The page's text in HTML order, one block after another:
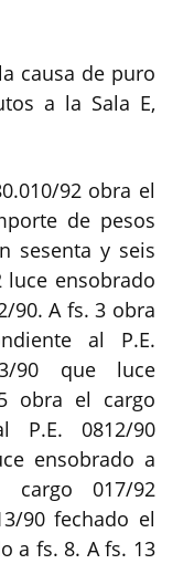
causa de puro
a la Sala E,
92 obra el
de pesos
sesenta y seis
luce ensobrado
90. A fs. 3 obra
al P.E.
90 que luce
obra el cargo
P.E. 0812/90
ensobrado a
017/92
90 fechado el
a fs. 8. A fs. 13